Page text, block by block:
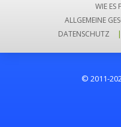
WIE ES
ALLGEMEINE
DATENSCHUTZ
|
© 2011-